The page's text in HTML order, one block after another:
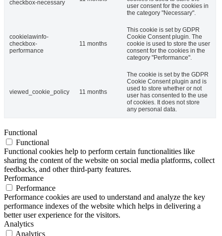
checkbox-necessary
user consent for the cookies in
the category "Necessary".
cookielawinfo-
checkbox-
performance
11 months
This cookie is set by GDPR
Cookie Consent plugin. The
cookie is used to store the user
consent for the cookies in the
category "Performance".
viewed_cookie_policy 11 months
The cookie is set by the GDPR
Cookie Consent plugin and is
used to store whether or not
user has consented to the use
of cookies. It does not store
any personal data.
Functional
Functional
Functional cookies help to perform certain functionalities like
sharing the content of the website on social media platforms, collect
feedbacks, and other third-party features.
Performance
Performance
Performance cookies are used to understand and analyze the key
performance indexes of the website which helps in delivering a
better user experience for the visitors.
Analytics
Analytics